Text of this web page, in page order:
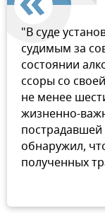
"В суде
судимым за
состоянии
ссоры со
не менее
жизненно-
обнаружил,
полученных